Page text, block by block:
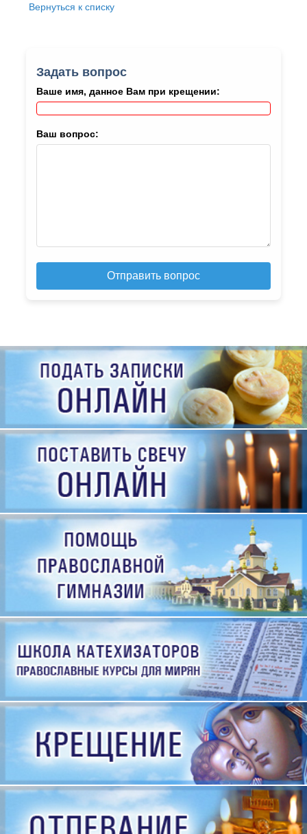
Вернуться к списку
Задать вопрос
Ваше имя, данное Вам при крещении:
Ваш вопрос:
Отправить вопрос